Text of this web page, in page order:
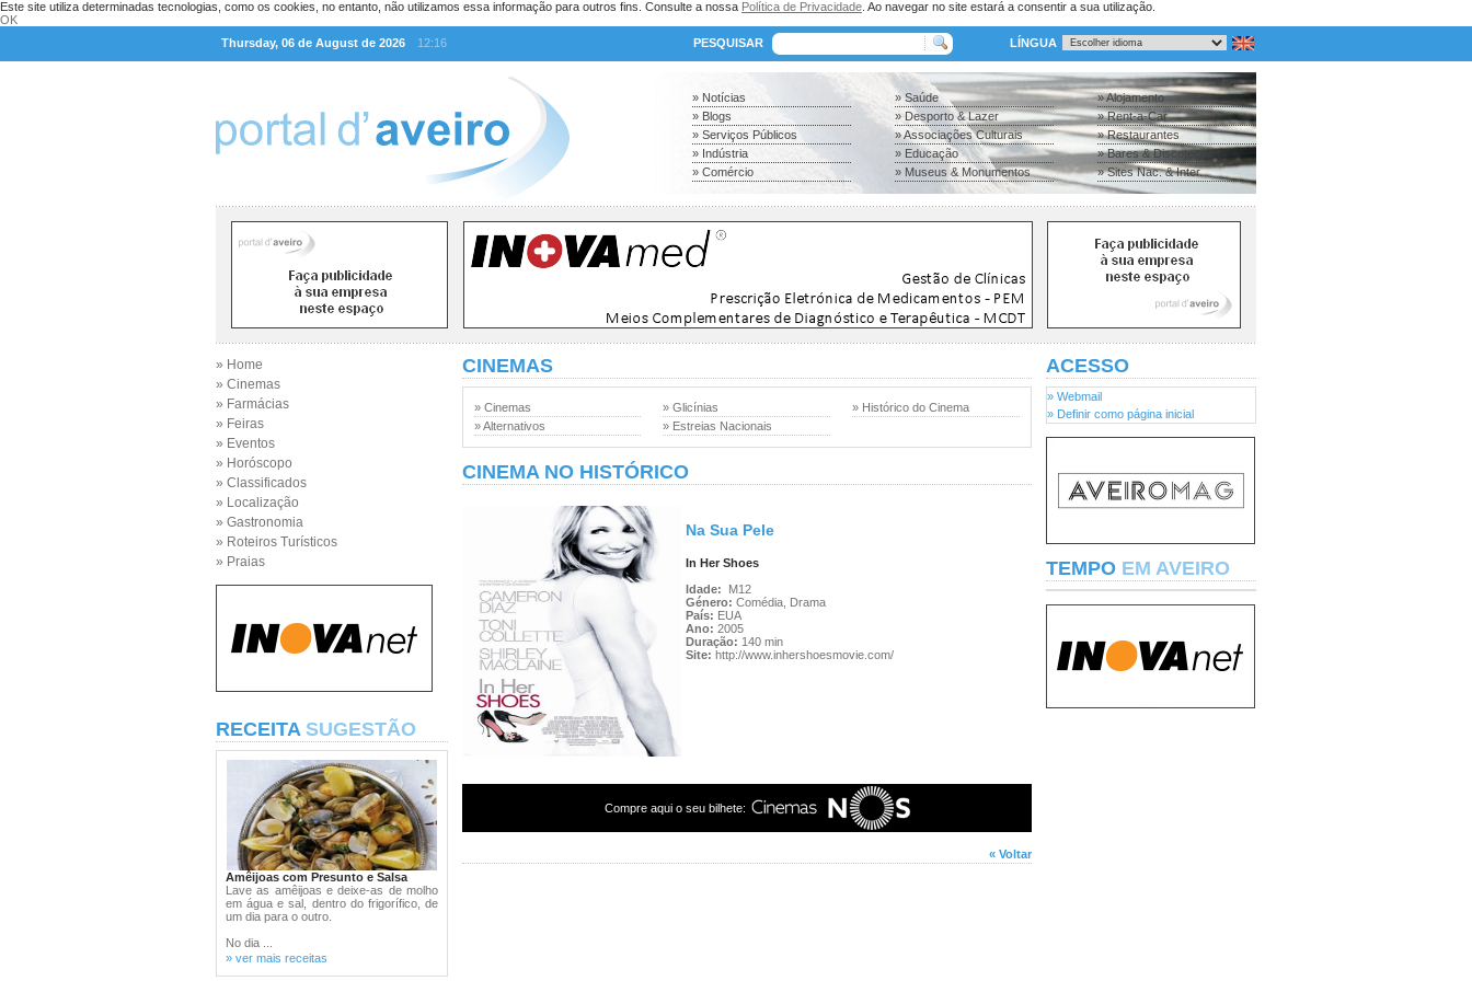
Este site utiliza determinadas tecnologias, como os cookies, no entanto, não utilizamos essa informação para outros fins. Consulte a nossa Política de Privacidade . Ao navegar no site estará a consentir a sua utilização.
OK
Thursday, 06 de August de 2026
12:16 PESQUISAR LÍNGUA
» Notícias
» Blogs
» Serviços Públicos
» Indústria
» Comércio
» Saúde
» Desporto & Lazer
» Associações Culturais
» Educação
» Museus & Monumentos
» Alojamento
» Rent-a-Car
» Restaurantes
» Bares & Discotecas
» Sites Nac. & Inter.
» Home
» Cinemas
» Farmácias
» Feiras
» Eventos
» Horóscopo
» Classificados
» Localização
» Gastronomia
» Roteiros Turísticos
» Praias
RECEITA SUGESTÃO
Amêijoas com Presunto e Salsa
Lave as amêijoas e deixe-as de molho
em água e sal, dentro do frigorífico, de
um dia para o outro.
No dia ...
» ver mais receitas
CINEMAS
» Cinemas
» Alternativos
» Glicínias
» Estreias Nacionais
» Histórico do Cinema
CINEMA NO HISTÓRICO
Na Sua Pele
In Her Shoes
Idade:
M12
Género: Comédia, Drama
País: EUA
Ano: 2005
Duração: 140 min
Site: http://www.inhershoesmovie.com/
Compre aqui o seu bilhete:
« Voltar
ACESSO
» Webmail
» Definir como página inicial
TEMPO EM AVEIRO